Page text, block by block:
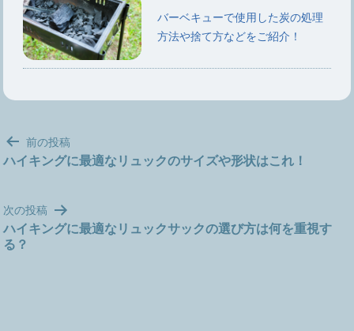
バーベキューで使用した炭の処理
方法や捨て方などをご紹介！
投
稿
ゲ
ー
シ
前の投稿
ハイキングに最適なリュックのサイズや形状はこれ！
次の投稿
ハイキングに最適なリュックサックの選び方は何を重視す
る？